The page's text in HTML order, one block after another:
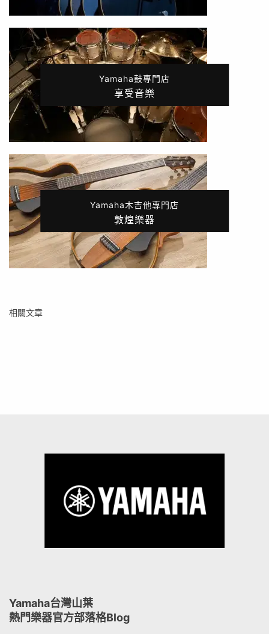
Yamaha鼓專門店
享受音樂
Yamaha木吉他專門店
敦煌樂器
相關文章
Yamaha台灣山葉
熱門樂器官方部落格Blog